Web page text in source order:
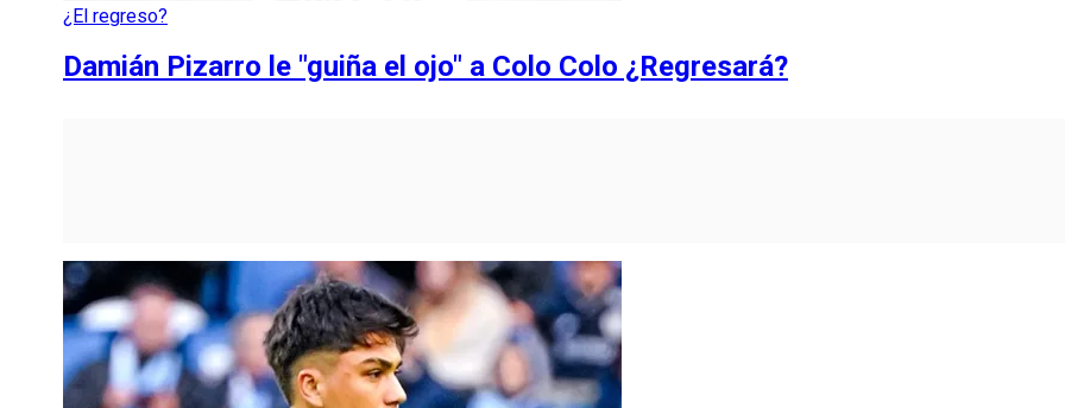
¿El regreso?
Damián Pizarro le "guiña el ojo" a Colo Colo ¿Regresará?